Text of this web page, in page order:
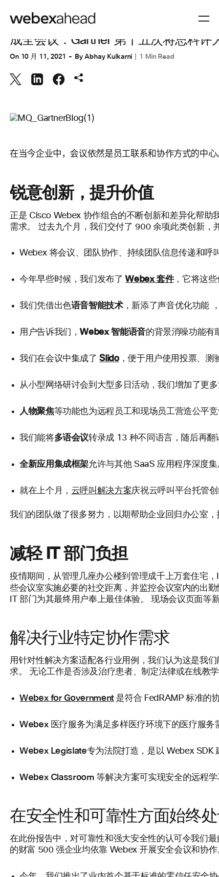
协作
成全会议：Gartner 第十五次将思科评
On 10 月 11, 2021 ByAbhay Kulkarni 1 Min Read
在当今企业中，会议依然是员工联系和协作方式的中心
锐意创新，提升价值
正是 Cisco Webex 协作组合的不断创新和差异化帮助
需求。
过去九个月，我们交付了 900 余项此类创新，
Webex 将会议、团队协作、持续团队信息传递和呼
今年早些时候，我们发布了Webex 套件，它将这
我们凭借出色语音智能技术，新添了声音优化功能
用户告诉我们，Webex 智能语音的背景消噪功能有
我们在会议中集成了Slido，便于用户使用投票、测
从小型网络研讨会到大型多日活动，我们增加了更
人物聚焦等功能也为远程员工和现场员工营造公平
我们能将多语会议转录成 13 种不同语言，随后再
全新应用集成框架允许与其他 SaaS 应用程序深度
就在上个月， 云呼叫解决方案庆祝云呼叫平台托管
我们的团队做了很多努力，以期帮助企业回归办公室
减轻 IT 部门负担
疫情期间，从管理几座办公楼到管理成千上万套住宅
些会议室实施必要的社交距离，并监控会议室内的出
IT 部门为其最终用户奉上最佳体验。 现场会议页面
解决行业特定协作需求
用针对性解决方案适配各行业用例，我们认为这是我
求。 无论工作是否涉及治疗患者、制定法律或在线教
Webex for Government是符合 FedRAMP 标准的
Webex 医疗服务为满足多样医疗环境下的医疗服
Webex Legislate专为法院打造，是以 Webex SDK
Webex Classroom 等解决方案可实现安全的远程
在安全性和可靠性方面始终
在此份报告中，对可靠性和强大安全性的认可令我们
的财富 500 强企业均依靠 Webex 开展安全会议和协